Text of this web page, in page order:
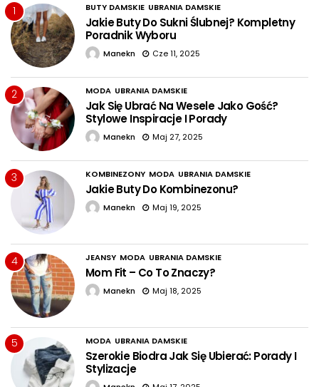
1 BUTY DAMSKIE UBRANIA DAMSKIE
Jakie Buty Do Sukni Ślubnej? Kompletny
Poradnik Wyboru
Manekn Cze 11, 2025
2 MODA UBRANIA DAMSKIE
Jak Się Ubrać Na Wesele Jako Gość?
Stylowe Inspiracje I Porady
Manekn Maj 27, 2025
3 KOMBINEZONY MODA UBRANIA DAMSKIE
Jakie Buty Do Kombinezonu?
Manekn Maj 19, 2025
4 JEANSY MODA UBRANIA DAMSKIE
Mom Fit – Co To Znaczy?
Manekn Maj 18, 2025
5 MODA UBRANIA DAMSKIE
Szerokie Biodra Jak Się Ubierać: Porady I
Stylizacje